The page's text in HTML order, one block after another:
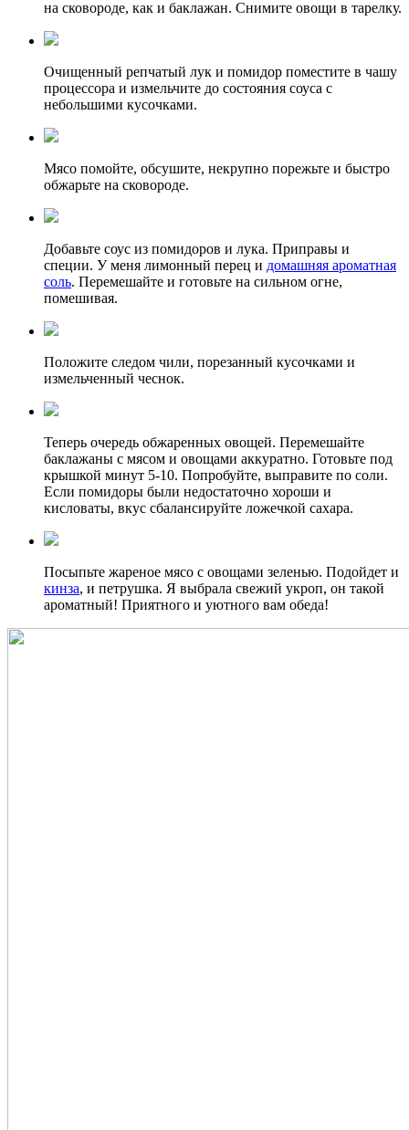
на сковороде, как и баклажан. Снимите овощи в тарелку.
Очищенный репчатый лук и помидор поместите в чашу
процессора и измельчите до состояния соуса с
небольшими кусочками.
Мясо помойте, обсушите, некрупно порежьте и быстро
обжарьте на сковороде.
Добавьте соус из помидоров и лука. Приправы и
специи. У меня лимонный перец и домашняя ароматная
соль. Перемешайте и готовьте на сильном огне,
помешивая.
Положите следом чили, порезанный кусочками и
измельченный чеснок.
Теперь очередь обжаренных овощей. Перемешайте
баклажаны с мясом и овощами аккуратно. Готовьте под
крышкой минут 5-10. Попробуйте, выправите по соли.
Если помидоры были недостаточно хороши и
кисловаты, вкус сбалансируйте ложечкой сахара.
Посыпьте жареное мясо с овощами зеленью. Подойдет и
кинза, и петрушка. Я выбрала свежий укроп, он такой
ароматный! Приятного и уютного вам обеда!